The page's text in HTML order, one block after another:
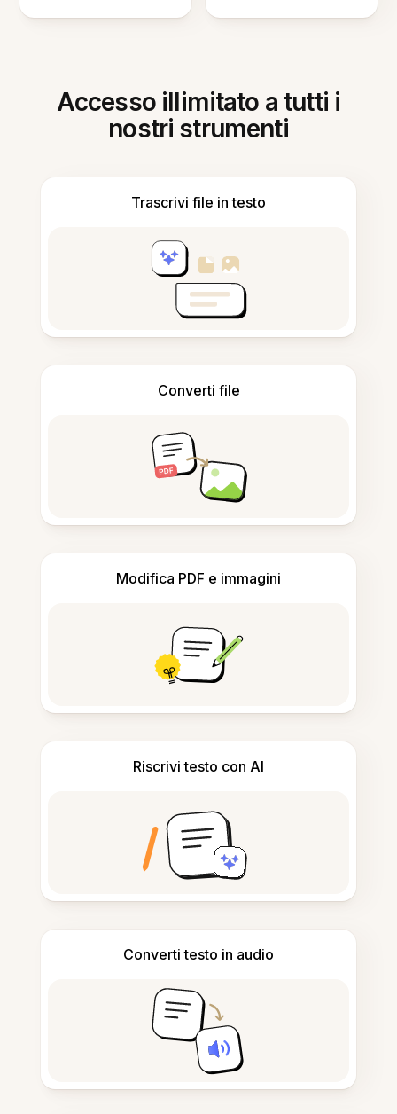
Accesso illimitato a tutti i
nostri strumenti
Trascrivi file in testo
Converti file
Modifica PDF e immagini
Riscrivi testo con AI
Converti testo in audio